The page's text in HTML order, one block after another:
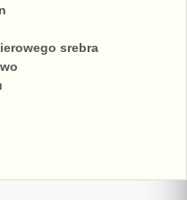
srebra